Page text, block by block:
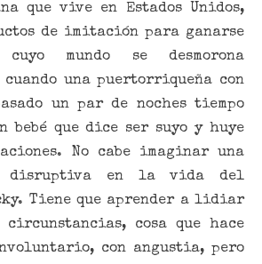
que vive en Estados Unidos,
de imitación para ganarse
mundo se desmorona
cuando una puertorriqueña con
un par de noches tiempo
bebé que dice ser suyo y huye
No cabe imaginar una
disruptiva en la vida del
Tiene que aprender a lidiar
circunstancias, cosa que hace
con angustia, pero